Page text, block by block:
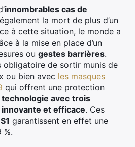
innombrables cas de
la mort de plus d’un
à cette situation, le monde a
à la mise en place d’un
ou gestes barrières.
obligatoire de sortir munis de
ou bien avec les masques
qui offrent une protection
technologie avec trois
et efficace. Ces
garantissent en effet une
%.